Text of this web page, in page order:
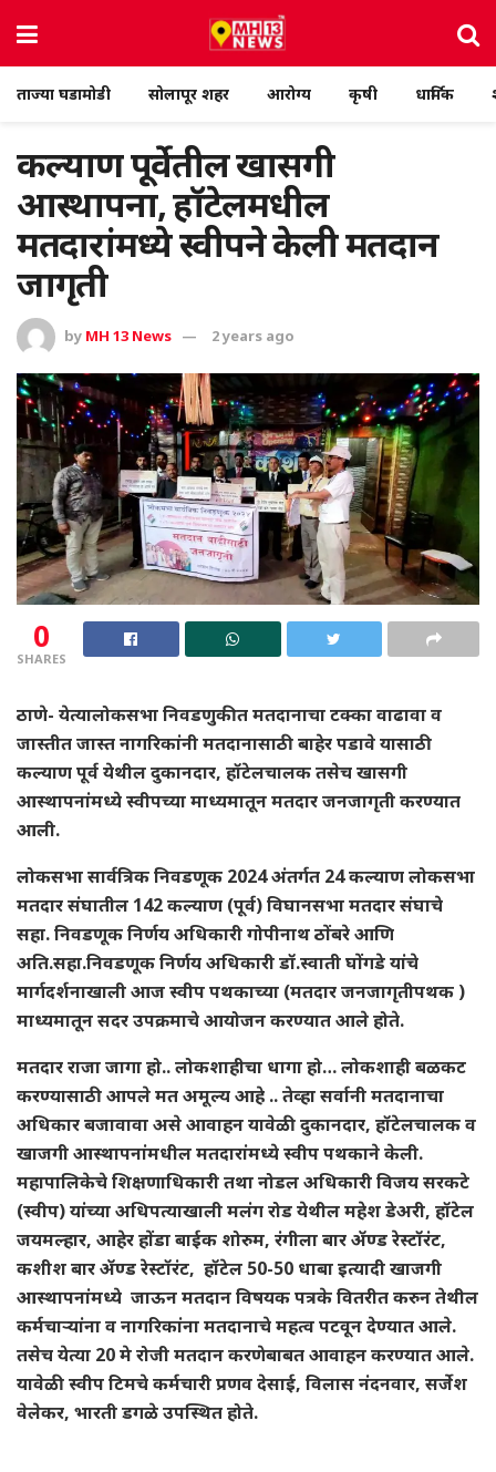
ताज्या घडामोडी सोलापूर शहर आरोग्य कृषी धार्मिक
कल्याण पूर्वेतील खासगी
आस्थापना, हॉटेलमधील
मतदारांमध्ये स्वीपने केली मतदान
जागृती
by MH 13 News 2 years ago
0
SHARES
ठाणे- येत्यालोकसभा निवडणुकीत मतदानाचा टक्का वाढावा व
जास्तीत जास्त नागरिकांनी मतदानासाठी बाहेर पडावे यासाठी
कल्याण पूर्व येथील दुकानदार, हॉटेलचालक तसेच खासगी
आस्थापनांमध्ये स्वीपच्या माध्यमातून मतदार जनजागृती करण्यात
आली.
लोकसभा सार्वत्रिक निवडणूक 2024 अंतर्गत 24 कल्याण लोकसभा
मतदार संघातील 142 कल्याण (पूर्व) विघानसभा मतदार संघाचे
सहा. निवडणूक निर्णय अधिकारी गोपीनाथ ठोंबरे आणि
अति.सहा.निवडणूक निर्णय अधिकारी डॉ.स्वाती घोंगडे यांचे
मार्गदर्शनाखाली आज स्वीप पथकाच्या (मतदार जनजागृतीपथक )
माध्यमातून सदर उपक्रमाचे आयोजन करण्यात आले होते.
मतदार राजा जागा हो.. लोकशाहीचा धागा हो… लोकशाही बळकट
करण्यासाठी आपले मत अमूल्य आहे .. तेव्हा सर्वानी मतदानाचा
अधिकार बजावावा असे आवाहन यावेळी दुकानदार, हॉटेलचालक व
खाजगी आस्थापनांमधील मतदारांमध्ये स्वीप पथकाने केली.
महापालिकेचे शिक्षणाधिकारी तथा नोडल अधिकारी विजय सरकटे
(स्वीप) यांच्या अधिपत्याखाली मलंग रोड येथील महेश डेअरी, हॉटेल
जयमल्हार, आहेर होंडा बाईक शोरुम, रंगीला बार ॲण्ड रेस्टॉरंट,
कशीश बार ॲण्ड रेस्टॉरंट, हॉटेल 50-50 धाबा इत्यादी खाजगी
आस्थापनांमध्ये जाऊन मतदान विषयक पत्रके वितरीत करुन तेथील
कर्मचाऱ्यांना व नागरिकांना मतदानाचे महत्व पटवून देण्यात आले.
तसेच येत्या 20 मे रोजी मतदान करणेबाबत आवाहन करण्यात आले.
यावेळी स्वीप टिमचे कर्मचारी प्रणव देसाई, विलास नंदनवार, सर्जेश
वेलेकर, भारती डगळे उपस्थित होते.